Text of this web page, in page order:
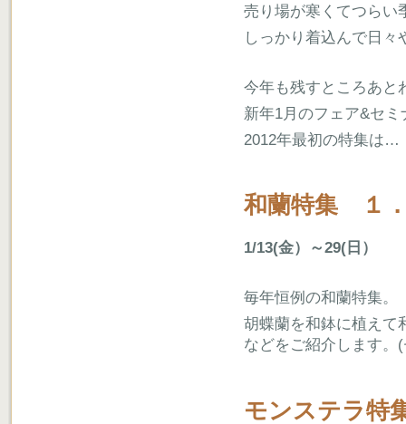
売り場が寒くてつらい
しっかり着込んで日々
今年も残すところあと
新年1月のフェア&セ
2012年最初の特集は…
和蘭特集 １
1/13(金）～29(日）
毎年恒例の和蘭特集。
胡蝶蘭を和鉢に植えて
などをご紹介します。
モンステラ